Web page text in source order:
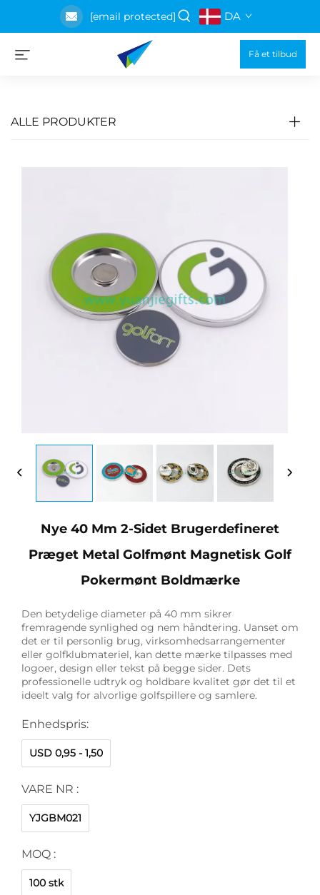
[email protected] DA
Få et tilbud
ALLE PRODUKTER
Nye 40 Mm 2-Sidet Brugerdefineret
Præget Metal Golfmønt Magnetisk Golf
Pokermønt Boldmærke
Den betydelige diameter på 40 mm sikrer
fremragende synlighed og nem håndtering. Uanset om
det er til personlig brug, virksomhedsarrangementer
eller golfklubmateriel, kan dette mærke tilpasses med
logoer, design eller tekst på begge sider. Dets
professionelle udtryk og holdbare kvalitet gør det til et
ideelt valg for alvorlige golfspillere og samlere.
Enhedspris:
USD 0,95 - 1,50
VARE NR :
YJGBM021
MOQ :
100 stk